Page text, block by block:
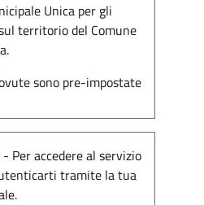
Unica per gli
territorio del Comune
sono pre-impostate
- Per accedere al servizio
tramite la tua